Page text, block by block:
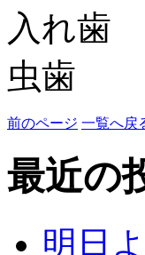
入れ歯
虫歯
前のページ 一覧へ戻
最近の
明日